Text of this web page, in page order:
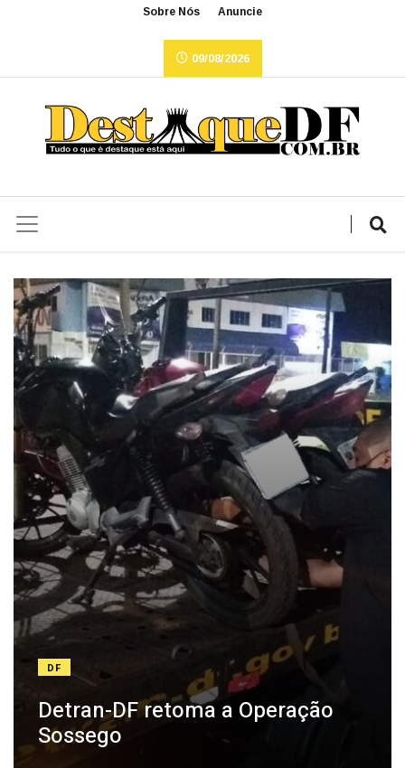
Sobre Nós Anuncie
09/08/2026
DF
Detran-DF retoma a Operação
Sossego